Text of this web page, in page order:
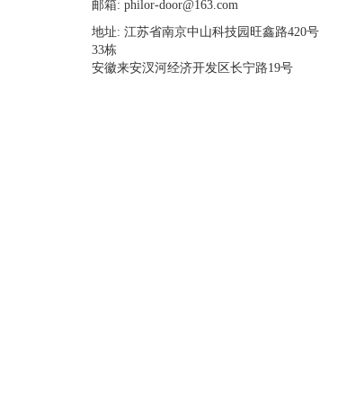
邮箱: philor-door@163.com
地址: 江苏省南京中山科技园旺鑫路420号
33栋
安徽来安汊河经济开发区长宁路19号